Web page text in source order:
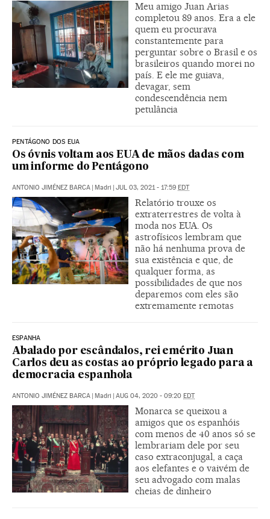
Meu amigo Juan Arias
completou 89 anos. Era a ele
quem eu procurava
constantemente para
perguntar sobre o Brasil e os
brasileiros quando morei no
país. E ele me guiava,
devagar, sem
condescendência nem
petulância
PENTÁGONO DOS EUA
Os óvnis voltam aos EUA de mãos dadas com
um informe do Pentágono
ANTONIO JIMÉNEZ BARCA Madri JUL 03, 2021 - 17:59 EDT
Relatório trouxe os
extraterrestres de volta à
moda nos EUA. Os
astrofísicos lembram que
não há nenhuma prova de
sua existência e que, de
qualquer forma, as
possibilidades de que nos
deparemos com eles são
extremamente remotas
ESPANHA
Abalado por escândalos, rei emérito Juan
Carlos deu as costas ao próprio legado para a
democracia espanhola
ANTONIO JIMÉNEZ BARCA Madri AUG 04, 2020 - 09:20 EDT
Monarca se queixou a
amigos que os espanhóis
com menos de 40 anos só se
lembrariam dele por seu
caso extraconjugal, a caça
aos elefantes e o vaivém de
seu advogado com malas
cheias de dinheiro